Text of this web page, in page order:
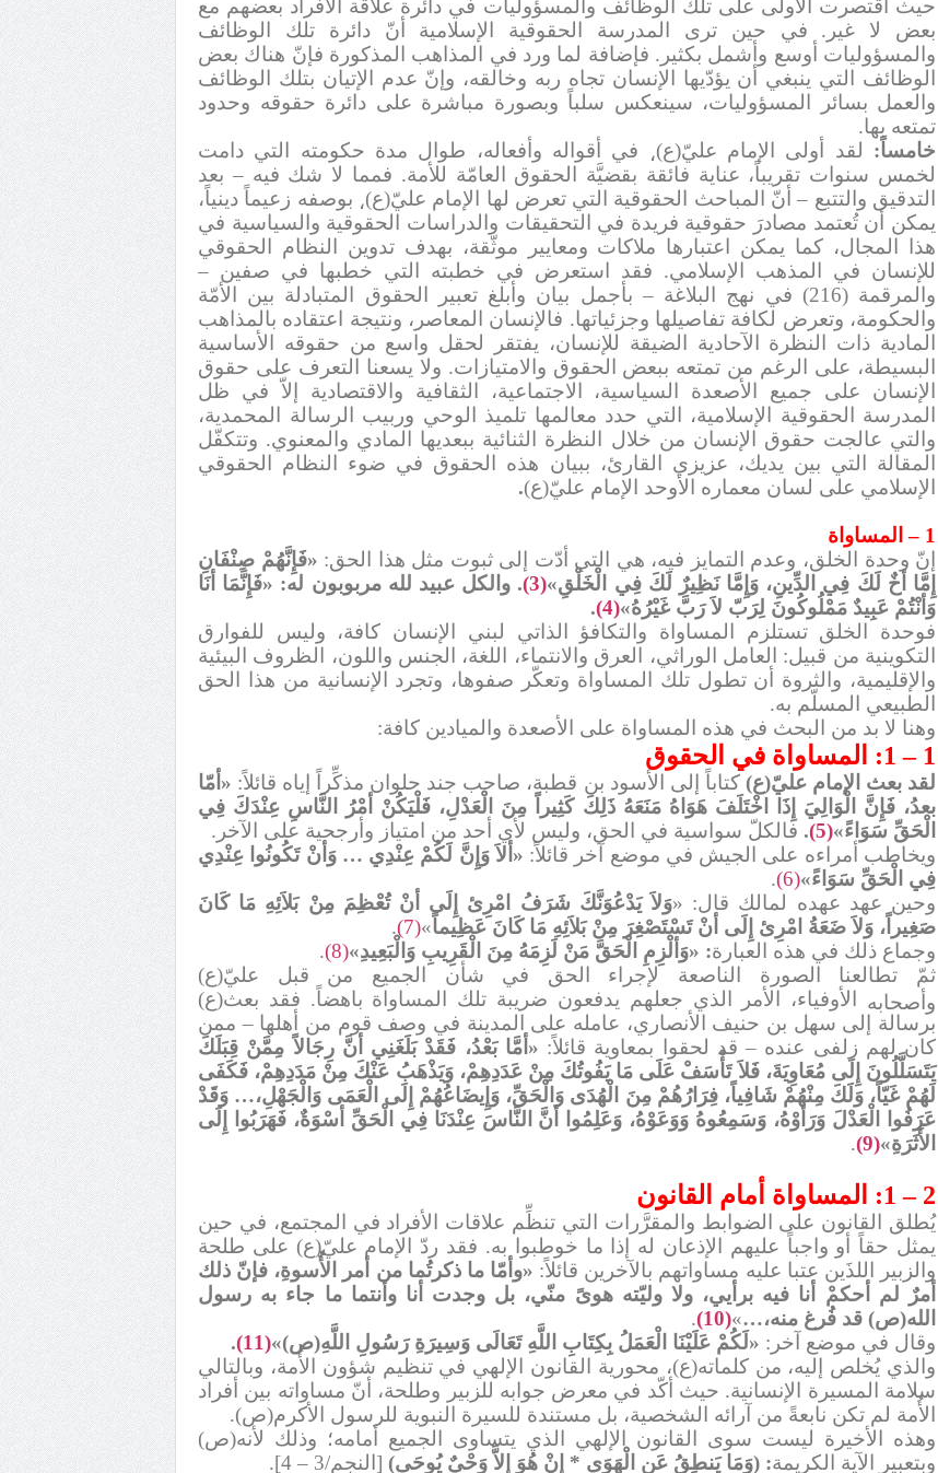
حيث اقتصرت الأُولى على تلك الوظائف والمسؤوليات في دائرة علاقة الأفراد بعضهم مع
بعض لا غير. في حين ترى المدرسة الحقوقية الإسلامية أنّ دائرة تلك الوظائف
والمسؤوليات أوسع وأشمل بكثير. فإضافة لما ورد في المذاهب المذكورة فإنّ هناك بعض
الوظائف التي ينبغي أن يؤدّيها الإنسان تجاه ربه وخالقه، وإنّ عدم الإتيان بتلك الوظائف
والعمل بسائر المسؤوليات، سينعكس سلباً وبصورة مباشرة على دائرة حقوقه وحدود
تمتعه بها.
خامساً: لقد أولى الإمام عليّ(ع)،
في أقواله وأفعاله، طوال مدة حكومته التي دامت
لخمس سنوات تقريباً، عناية فائقة بقضيَّة الحقوق العامّة للأمة. فمما لا شك فيه – بعد
التدقيق والتتبع – أنّ المباحث الحقوقية التي تعرض لها الإمام عليّ(ع)، بوصفه زعيماً دينياً،
يمكن أن تُعتمد مصادرَ حقوقية فريدة في التحقيقات والدراسات الحقوقية والسياسية في
هذا المجال، كما يمكن اعتبارها ملاكات ومعايير موثّقة، بهدف تدوين النظام الحقوقي
للإنسان في المذهب الإسلامي. فقد استعرض في خطبته التي خطبها في صفين –
والمرقمة (216) في نهج البلاغة – بأجمل بيان وأبلغ تعبير الحقوق المتبادلة بين الأمّة
والحكومة، وتعرض لكافة تفاصيلها وجزئياتها. فالإنسان المعاصر، ونتيجة اعتقاده بالمذاهب
المادية ذات النظرة الآحادية الضيقة للإنسان، يفتقر لحقل واسع من حقوقه الأساسية
البسيطة، على الرغم من تمتعه ببعض الحقوق والامتيازات. ولا يسعنا التعرف على حقوق
الإنسان على جميع الأصعدة السياسية، الاجتماعية، الثقافية والاقتصادية إلاّ في ظل
المدرسة الحقوقية الإسلامية، التي حدد معالمها تلميذ الوحي وربيب الرسالة المحمدية،
والتي عالجت حقوق الإنسان من خلال النظرة الثنائية ببعديها المادي والمعنوي. وتتكفّل
المقالة التي بين يديك، عزيزي القارئ، ببيان هذه الحقوق في ضوء النظام الحقوقي
الإسلامي على لسان معماره الأوحد الإمام عليّ(ع).
1 – المساواة
إنّ وحدة الخلق، وعدم التمايز فيه، هي التي أدّت إلى ثبوت مثل هذا الحق: «فَإِنَّهُمْ صِنْفَانِ
إِمَّا أخٌ لَكَ فِي الدِّينِ، وَإِمَّا نَظِيرٌ لَكَ فِي الْخَلْقِ»(3) . والكل عبيد لله مربوبون له: «فَإِنَّمَا أنَا
وَأنْتُمْ عَبِيدٌ مَمْلُوكُونَ لِرَبّ لاَ رَبَّ غَيْرُهُ»(4)
.
فوحدة الخلق تستلزم المساواة والتكافؤ الذاتي لبني الإنسان كافة، وليس للفوارق
التكوينية من قبيل: العامل الوراثي، العرق والانتماء، اللغة، الجنس واللون، الظروف البيئية
والإقليمية، والثروة أن تطول تلك المساواة وتعكّر صفوها، وتجرد الإنسانية من هذا الحق
الطبيعي المسلّم به.
وهنا لا بد من البحث في هذه المساواة على الأصعدة والميادين كافة:
1 – 1: المساواة في الحقوق
لقد بعث الإمام عليّ(ع) كتاباً إلى الأسود بن قطبة، صاحب جند حلوان مذكِّراً إياه قائلاً: «أمّا
بعدُ، فَإِنَّ الْوَالِيَ إِذَا اخْتَلَفَ هَوَاهُ مَنَعَهُ ذَلِكَ كَثِيراً مِنَ الْعَدْلِ، فَلْيَكُنْ أمْرُ النَّاسِ عِنْدَكَ فِي
الْحَقِّ سَوَاءً»(5)
. فالكلّ سواسية في الحق، وليس لأي أحد من امتياز وأرجحية على الآخر.
ويخاطب أمراءه على الجيش في موضع آخر قائلاً: «ألاَ وَإِنَّ لَكُمْ عِنْدِي … وَأنْ تَكُونُوا عِنْدِي
فِي الْحَقِّ سَوَاءً»(6)
.
وحين عهد عهده لمالك قال: «وَلاَ يَدْعُوَنَّكَ شَرَفُ امْرِئ إِلَى أنْ تُعْظِمَ مِنْ بَلاَئِهِ مَا كَانَ
صَغِيراً، وَلاَ ضَعَةُ امْرِئ إِلَى أنْ تَسْتَصْغِرَ مِنْ بَلاَئِهِ مَا كَانَ عَظِيماً»
(7)
.
وجماع ذلك في هذه العبارة: «وَألْزِمِ الْحَقَّ مَنْ لَزِمَهُ مِنَ الْقَرِيبِ وَالْبَعِيدِ»(8)
.
ثمّ تطالعنا الصورة الناصعة لإجراء الحق في شأن الجميع من قبل عليّ(ع)
وأصحابه
الأوفياء، الأمر الذي جعلهم يدفعون ضريبة تلك المساواة باهضاً. فقد بعث(ع)
برسالة إلى سهل بن حنيف الأنصاري، عامله على المدينة في وصف قوم من أهلها – ممن
كان لهم زلفى عنده – قد لحقوا بمعاوية قائلاً: «أمَّا بَعْدُ، فَقَدْ بَلَغَنِي أنَّ رِجَالاً مِمَّنْ قِبَلَكَ
يَتَسَلَّلُونَ إِلَى مُعَاوِيَةَ، فَلاَ تَأْسَفْ عَلَى مَا يَفُوتُكَ مِنْ عَدَدِهِمْ، وَيَذْهَبُ عَنْكَ مِنْ مَدَدِهِمْ، فَكَفَى
لَهُمْ غَيّاً، وَلَكَ مِنْهُمْ شَافِياً، فِرَارُهُمْ مِنَ الْهُدَى وَالْحَقِّ، وَإِيضَاعُهُمْ إِلَى الْعَمَى وَالْجَهْلِ،… وَقَدْ
عَرَفُوا الْعَدْلَ وَرَأوْهُ، وَسَمِعُوهُ وَوَعَوْهُ، وَعَلِمُوا أنَّ النَّاسَ عِنْدَنَا فِي الْحَقِّ أسْوَةٌ، فَهَرَبُوا إِلَى
الأَثَرَةِ»(9)
.
2 – 1: المساواة أمام القانون
يُطلق القانون على الضوابط والمقرَّرات التي تنظِّم علاقات الأفراد في المجتمع، في حين
يمثل حقاً أو واجباً عليهم الإذعان له إذا ما خوطبوا به. فقد ردّ الإمام عليّ(ع) على طلحة
والزبير اللذَين عتبا عليه مساواتهم بالآخرين قائلاً: «وأمّا ما ذكرتُما من أمر الأُسوةِ، فإنّ ذلك
أمرٌ لم أحكمْ أنا فيه برأيي، ولا وليّته هوىً منّي، بل وجدت أنا وأنتما ما جاء به رسول
الله(ص) قد فُرغ منه،…»
(10)
.
وقال في موضع آخر: «لَكُمْ عَلَيْنَا الْعَمَلُ بِكِتَابِ اللَّهِ تَعَالَى وَسِيرَةِ رَسُولِ اللَّهِ(ص)»(11)
.
والذي يُخلص إليه، من كلماته(ع)، محورية القانون الإلهي في تنظيم شؤون الأُمة، وبالتالي
سلامة المسيرة الإنسانية. حيث أكّد في معرض جوابه للزبير وطلحة، أنّ مساواته بين أفراد
الأُمة لم تكن نابعةً من آرائه الشخصية، بل مستندة للسيرة النبوية للرسول الأكرم(ص).
وهذه الأخيرة ليست سوى القانون الإلهي الذي يتساوى الجميع أمامه؛ وذلك لأنه(ص)
وبتعبير الآية الكريمة:
)وَمَا يَنطِقُ عَنِ الْهَوَى * إِنْ هُوَ إِلاَّ وَحْيٌ يُوحَى( [النجم/3 – 4].